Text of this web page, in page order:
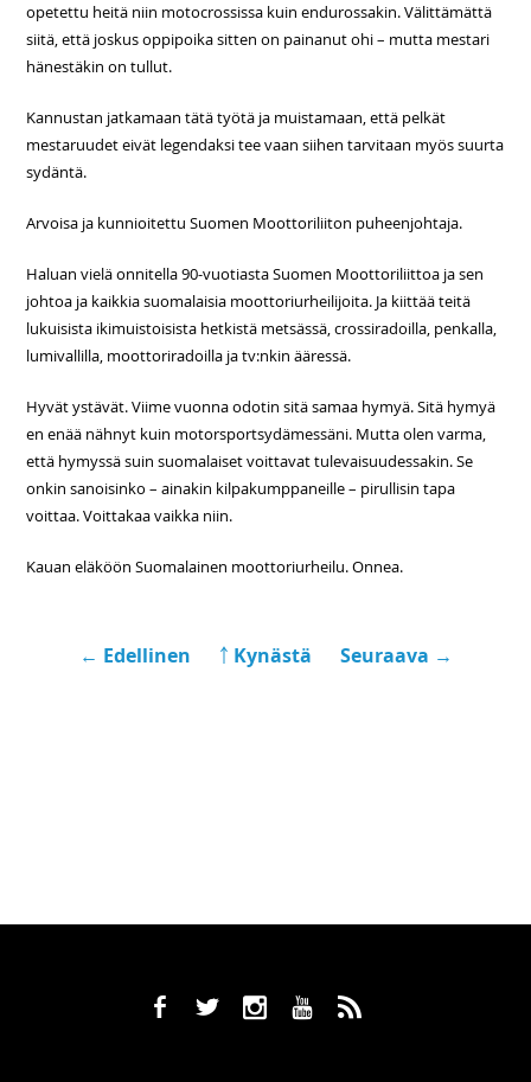
opetettu heitä niin motocrossissa kuin endurossakin. Välittämättä
siitä, että joskus oppipoika sitten on painanut ohi – mutta mestari
hänestäkin on tullut.
Kannustan jatkamaan tätä työtä ja muistamaan, että pelkät
mestaruudet eivät legendaksi tee vaan siihen tarvitaan myös suurta
sydäntä.
Arvoisa ja kunnioitettu Suomen Moottoriliiton puheenjohtaja.
Haluan vielä onnitella 90-vuotiasta Suomen Moottoriliittoa ja sen
johtoa ja kaikkia suomalaisia moottoriurheilijoita. Ja kiittää teitä
lukuisista ikimuistoisista hetkistä metsässä, crossiradoilla, penkalla,
lumivallilla, moottoriradoilla ja tv:nkin ääressä.
Hyvät ystävät. Viime vuonna odotin sitä samaa hymyä. Sitä hymyä
en enää nähnyt kuin motorsportsydämessäni. Mutta olen varma,
että hymyssä suin suomalaiset voittavat tulevaisuudessakin. Se
onkin sanoisinko – ainakin kilpakumppaneille – pirullisin tapa
voittaa. Voittakaa vaikka niin.
Kauan eläköön Suomalainen moottoriurheilu. Onnea.
← Edellinen ￪ Kynästä Seuraava →
b a x r ,